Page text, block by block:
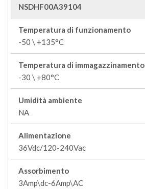
NSDHF00A39104
Temperatura di funzionamento
-50 \ +135°C
Temperatura di immagazzinamento
-30 \ +80°C
Umidità ambiente
NA
Alimentazione
36Vdc/120-240Vac
Assorbimento
3Amp\dc-6Amp\AC